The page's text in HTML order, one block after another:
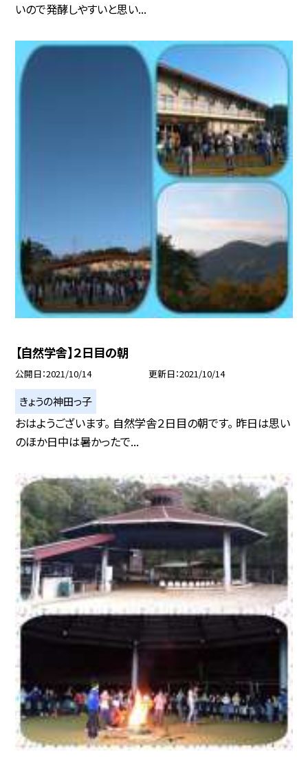
いので発酵しやすいと思い...
【自然学舎】２日目の朝
公開日 2021/10/14 更新日 2021/10/14
きょうの神田っ子
おはようございます。 自然学舎２日目の朝です。 昨日は思い
のほか日中は暑かったで...